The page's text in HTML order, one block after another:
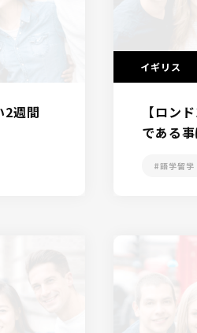
2週間
イギリス
【ロン
である
#語学留学